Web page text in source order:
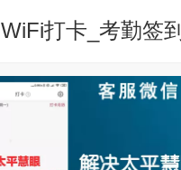
WiFi打卡_考勤签到